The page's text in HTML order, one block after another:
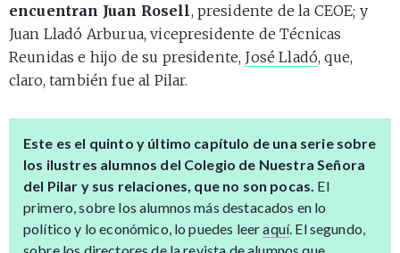
encuentran Juan Rosell, presidente de la CEOE; y
Juan Lladó Arburua, vicepresidente de Técnicas
Reunidas e hijo de su presidente, José Lladó, que,
claro, también fue al Pilar.
Este es el quinto y último capítulo de una serie sobre
los ilustres alumnos del Colegio de Nuestra Señora
del Pilar y sus relaciones, que no son pocas. El
primero, sobre los alumnos más destacados en lo
político y lo económico, lo puedes leeraquí. El segundo,
sobre los directores de la revista de alumnos que